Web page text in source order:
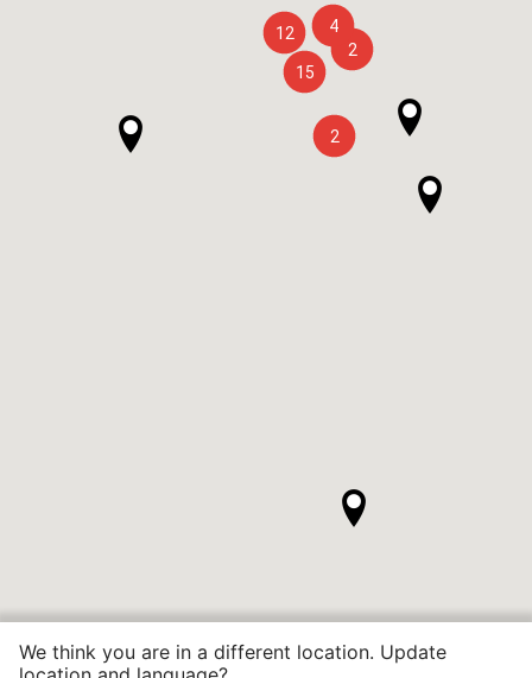
12 4
15
2
2
We think you are in a different location. Update